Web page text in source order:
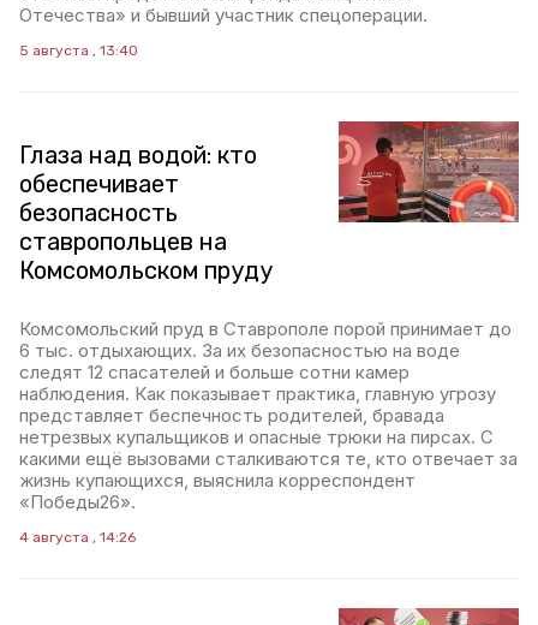
Отечества» и бывший участник спецоперации.
5 августа , 13:40
Глаза над водой: кто
обеспечивает
безопасность
ставропольцев на
Комсомольском пруду
Комсомольский пруд в Ставрополе порой принимает до
6 тыс. отдыхающих. За их безопасностью на воде
следят 12 спасателей и больше сотни камер
наблюдения. Как показывает практика, главную угрозу
представляет беспечность родителей, бравада
нетрезвых купальщиков и опасные трюки на пирсах. С
какими ещё вызовами сталкиваются те, кто отвечает за
жизнь купающихся, выяснила корреспондент
«Победы26».
4 августа , 14:26